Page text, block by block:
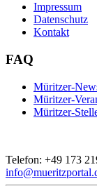
Impressum
Datenschutz
Kontakt
FAQ
Müritzer-
Müritzer-
Müritzer-
Telefon: +49 173